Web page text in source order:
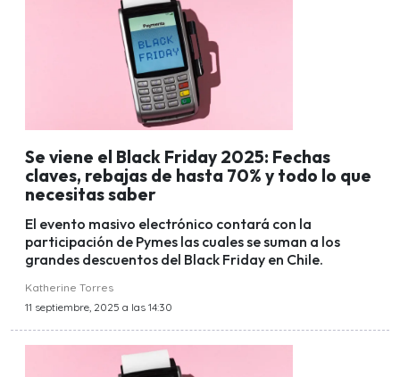
Se viene el Black Friday 2025: Fechas
claves, rebajas de hasta 70% y todo lo que
necesitas saber
El evento masivo electrónico contará con la
participación de Pymes las cuales se suman a los
grandes descuentos del Black Friday en Chile.
Katherine Torres
11 septiembre, 2025 a las 14:30